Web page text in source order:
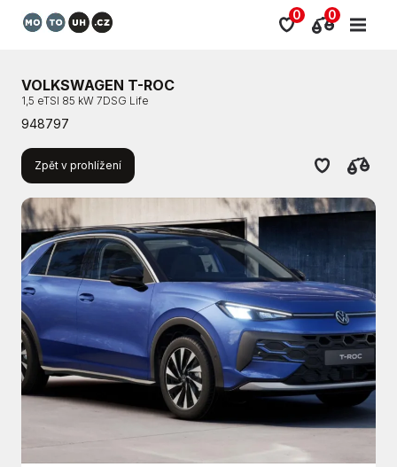
0 0
VOLKSWAGEN T-ROC
1,5 eTSI 85 kW 7DSG Life
948797
Zpět v prohlížení